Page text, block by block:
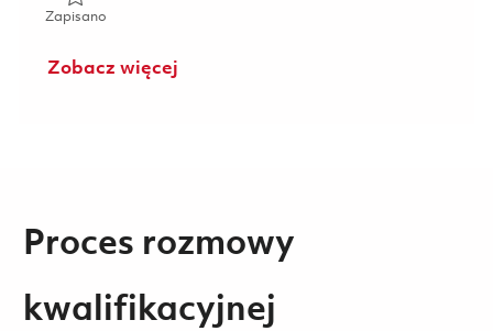
ZapisanoZapisano Technician I 01854917
Zobacz więcej
Proces rozmowy
kwalifikacyjnej